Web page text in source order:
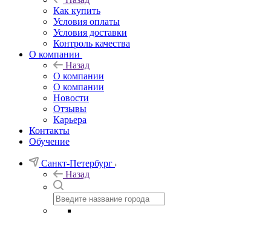
Как купить
Условия оплаты
Условия доставки
Контроль качества
О компании
Назад
О компании
О компании
Новости
Отзывы
Карьера
Контакты
Обучение
Санкт-Петербург
Назад